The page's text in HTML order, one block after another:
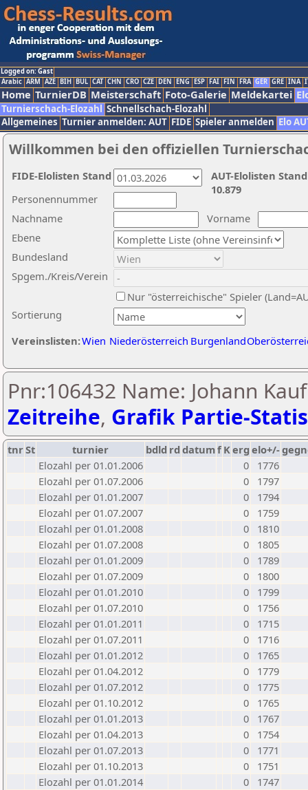
Logged on: Gast
Arabic ARM AZE BIH BUL CAT CHN CRO CZE DEN ENG ESP FAI FIN FRA GER GRE INA
Home TurnierDB Meisterschaft Foto-Galerie Meldekartei
Turnierschach-Elozahl Schnellschach-Elozahl
Allgemeines Turnier anmelden: AUT FIDE Spieler anmelden Elo
Willkommen bei den offiziellen
Nachname
Vorname
Ebene
Sortierung
Personennummer
Bundesland
Spgem./Kreis/Verein
Nur "österreichische" Spieler
Vereinslisten:Wien Niederösterreich Burgenland
AUT-Elolisten
10.879
FIDE-Elolisten Stand
Pnr:106432 Name: Johann
Zeitreihe, Grafik Partie-
tnrSt turnier bdld rd datumf Kerg elo+/-
Elozahl per 01.01.2006
0
1776
Elozahl per 01.07.2006
0
1797
Elozahl per 01.01.2007
0
1794
Elozahl per 01.07.2007
0
1759
Elozahl per 01.01.2008
0
1810
Elozahl per 01.07.2008
0
1805
Elozahl per 01.01.2009
0
1789
Elozahl per 01.07.2009
0
1800
Elozahl per 01.01.2010
0
1799
Elozahl per 01.07.2010
0
1756
Elozahl per 01.01.2011
0
1715
Elozahl per 01.07.2011
0
1716
Elozahl per 01.01.2012
0
1765
Elozahl per 01.04.2012
0
1779
Elozahl per 01.07.2012
0
1775
Elozahl per 01.10.2012
0
1765
Elozahl per 01.01.2013
0
1767
Elozahl per 01.04.2013
0
1754
Elozahl per 01.07.2013
0
1771
Elozahl per 01.10.2013
0
1751
Elozahl per 01.01.2014
0
1747